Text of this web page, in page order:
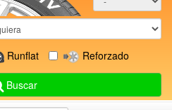
Runflat Reforzado
Buscar